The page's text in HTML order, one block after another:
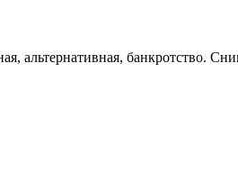
альтернативная, банкротство.